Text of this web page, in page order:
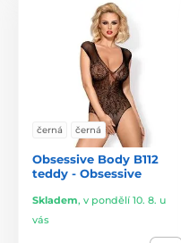
černá černá
Obsessive Body B112
teddy - Obsessive
Skladem, v pondělí 10. 8. u
vás